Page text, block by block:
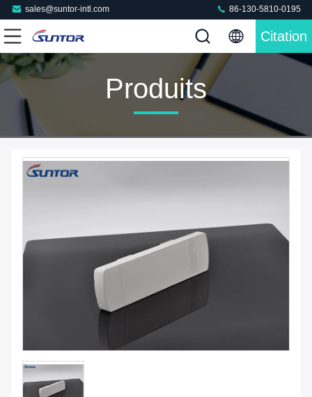
sales@suntor-intl.com 86-130-5810-0195
Citation
Produits